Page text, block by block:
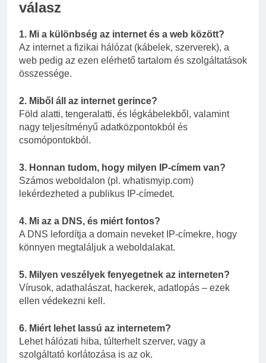
válasz
1. Mi a különbség az internet és a web között?
Az internet a fizikai hálózat (kábelek, szerverek), a
web pedig az ezen elérhető tartalom és szolgáltatások
összessége.
2. Miből áll az internet gerince?
Föld alatti, tengeralatti, és légkábelekből, valamint
nagy teljesítményű adatközpontokból és
csomópontokból.
3. Honnan tudom, hogy milyen IP-címem van?
Számos weboldalon (pl. whatismyip.com)
lekérdezheted a publikus IP-címedet.
4. Mi az a DNS, és miért fontos?
A DNS lefordítja a domain neveket IP-címekre, hogy
könnyen megtaláljuk a weboldalakat.
5. Milyen veszélyek fenyegetnek az interneten?
Vírusok, adathalászat, hackerek, adatlopás – ezek
ellen védekezni kell.
6. Miért lehet lassú az internetem?
Lehet hálózati hiba, túlterhelt szerver, vagy a
szolgáltató korlátozása is az ok.